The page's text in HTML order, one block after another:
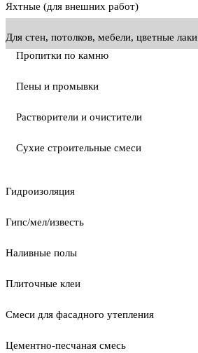
Яхтные (для внешних работ)
Для стен, потолков, мебели, цветные лаки
Пропитки по камню
Пены и промывки
Растворители и очистители
Сухие строительные смеси
Гидроизоляция
Гипс/мел/известь
Наливные полы
Плиточные клеи
Смеси для фасадного утепления
Цементно-песчаная смесь